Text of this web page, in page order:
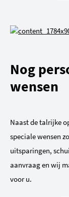
Nog
wensen
Naast de talrijke
speciale wensen
uitsparingen,
aanvraag en wij
voor u.